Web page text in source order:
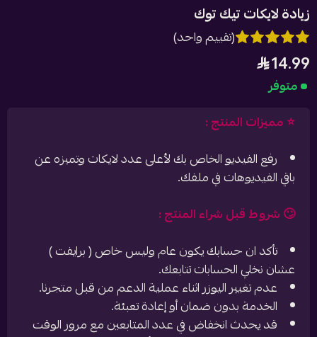
زيادة لايكات تيك توك
(تقييم واحد)
14.99
متوفر
⭐️ مميزات المنتج :
رفع الفيديو الخاص بك لأعلى عدد لايكات وتميزه عن
باقي الفيديوهات في ملفك.
🙄 شروط قبل شراء المنتج :
تأكد ان حسابك يكون عام وليس خاص ( برايفت )
عشان نخلي الحسابات تتابعك.
عدم تغيير اليوزر اثناء عملية الدعم من قبل متجرنا.
الخدمة بدون ضمان أو إعادة تعبئة.
قد يحدث انخفاض في عدد المتابعين مع مرور الوقت